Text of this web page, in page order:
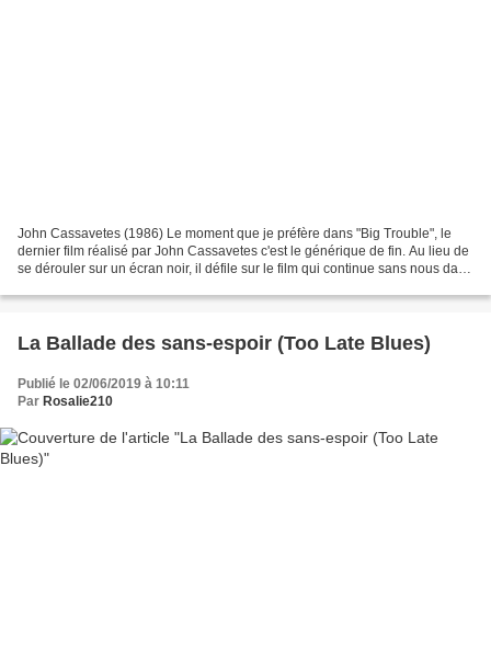
John Cassavetes (1986) Le moment que je préfère dans "Big Trouble", le
dernier film réalisé par John Cassavetes c'est le générique de fin. Au lieu de
se dérouler sur un écran noir, il défile sur le film qui continue sans nous dans
La Ballade des sans-espoir (Too Late Blues)
Publié le 02/06/2019 à 10:11
Par Rosalie210